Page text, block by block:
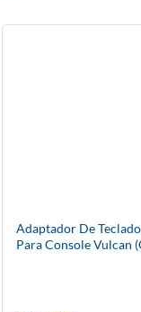
Adaptador De
Para Console Vulcan